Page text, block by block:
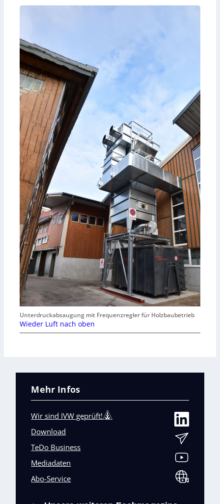
Unterdruckabsaugung mit Frequenzregler für Holzbaubetrieb
Wieder Luft nach oben
Mehr Infos
Wir sind IVW geprüft!
Download
TeDo Business
Mediadaten
Abo-Service